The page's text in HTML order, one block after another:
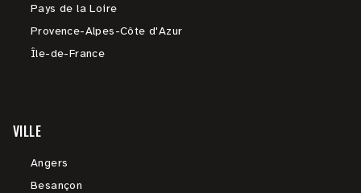
Pays de la Loire
Provence-Alpes-Côte d'Azur
Île-de-France
VILLE
Angers
Besançon